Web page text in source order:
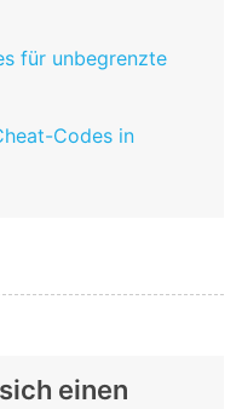
für unbegrenzte
Codes in
einen